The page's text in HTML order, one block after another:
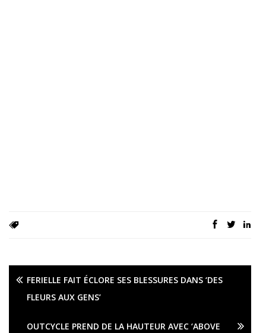
FERIELLE FAIT ÉCLORE SES BLESSURES DANS ‘DES
FLEURS AUX GENS’
OUTCYCLE PREND DE LA HAUTEUR AVEC ‘ABOVE